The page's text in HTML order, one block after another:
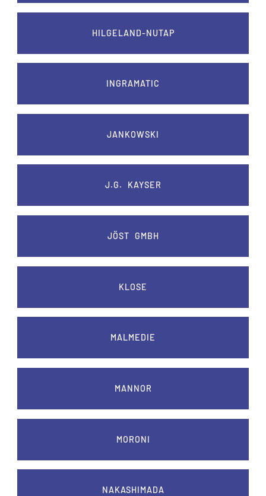
HILGELAND-NUTAP
INGRAMATIC
JANKOWSKI
J.G. KAYSER
JÖST GMBH
KLOSE
MALMEDIE
MANNOR
MORONI
NAKASHIMADA